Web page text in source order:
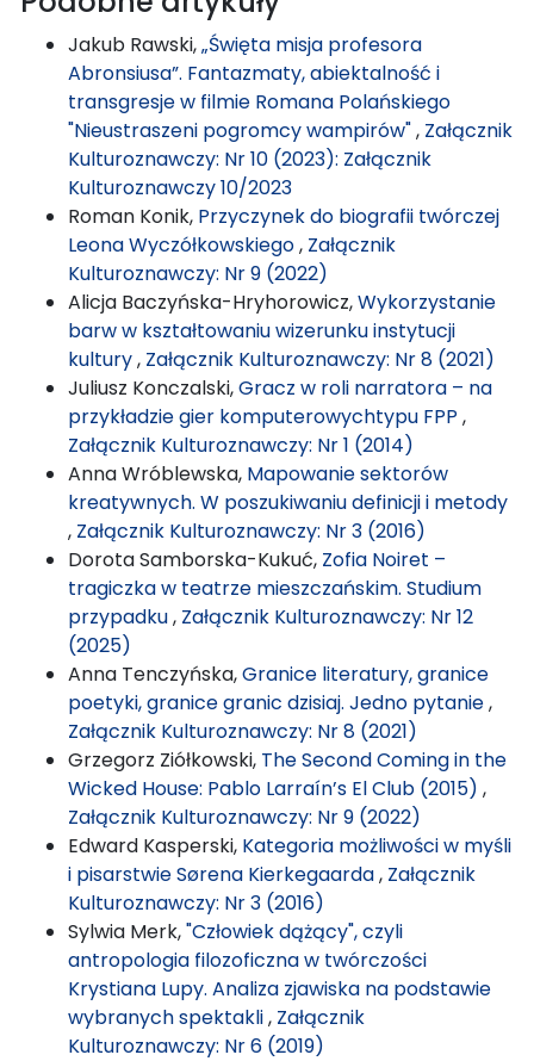
Jakub Rawski,„Święta misja profesora
Abronsiusa”. Fantazmaty, abiektalność i
transgresje w filmie Romana Polańskiego
"Nieustraszeni pogromcy wampirów", Załącznik
Kulturoznawczy: Nr 10 (2023): Załącznik
Kulturoznawczy 10/2023
Roman Konik, Przyczynek do biografii twórczej
Leona Wyczółkowskiego, Załącznik
Kulturoznawczy: Nr 9 (2022)
Alicja Baczyńska-Hryhorowicz,Wykorzystanie
barw w kształtowaniu wizerunku instytucji
kultury, Załącznik Kulturoznawczy: Nr 8 (2021)
Juliusz Konczalski,Gracz w roli narratora – na
przykładzie gier komputerowychtypu FPP ,
Załącznik Kulturoznawczy: Nr 1 (2014)
Anna Wróblewska, Mapowanie sektorów
kreatywnych. W poszukiwaniu definicji i metody
, Załącznik Kulturoznawczy: Nr 3 (2016)
Dorota Samborska-Kukuć, Zofia Noiret –
tragiczka w teatrze mieszczańskim. Studium
przypadku, Załącznik Kulturoznawczy: Nr 12
(2025)
Anna Tenczyńska,Granice literatury, granice
poetyki, granice granic dzisiaj. Jedno pytanie,
Załącznik Kulturoznawczy: Nr 8 (2021)
Grzegorz Ziółkowski, The Second Coming in the
Wicked House: Pablo Larraín’s El Club (2015) ,
Załącznik Kulturoznawczy: Nr 9 (2022)
Edward Kasperski, Kategoria możliwości w myśli
i pisarstwie Sørena Kierkegaarda, Załącznik
Kulturoznawczy: Nr 3 (2016)
Sylwia Merk,"Człowiek dążący", czyli
antropologia filozoficzna w twórczości
Krystiana Lupy. Analiza zjawiska na podstawie
wybranych spektakli, Załącznik
Kulturoznawczy: Nr 6 (2019)